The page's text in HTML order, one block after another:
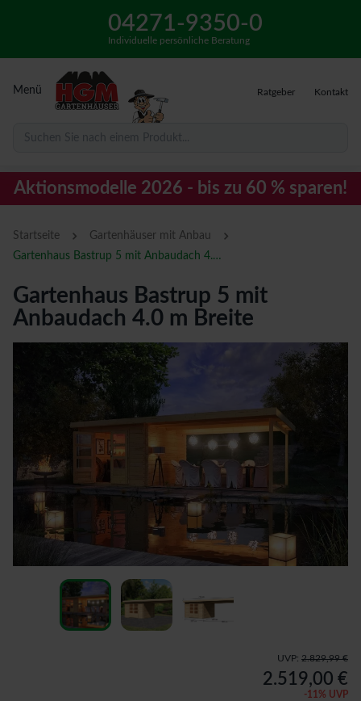
04271-9350-0
Individuelle persönliche Beratung
Menü Ratgeber Kontakt
Suchen Sie nach einem Produkt...
Aktionsmodelle 2026 - bis zu 60 % sparen!
Startseite › Gartenhäuser mit Anbau ›
Gartenhaus Bastrup 5 mit Anbaudach 4.0 m Breite
Gartenhaus Bastrup 5 mit
Anbaudach 4.0 m Breite
UVP: 2.829,99 €
2.519,00 €
-11 % UVP